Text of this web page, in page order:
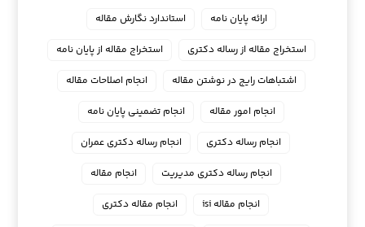
ارائه پایان نامه
استاندارد نگارش مقاله
استخراج مقاله از رساله دکتری
استخراج مقاله از پایان نامه
اشتباهات رایج در نوشتن مقاله
انجام اصلاحات مقاله
انجام امور مقاله
انجام تضمینی پایان نامه
انجام رساله دکتری
انجام رساله دکتری عمران
انجام رساله دکتری مدیریت
انجام مقاله
انجام مقاله isi
انجام مقاله دکتری